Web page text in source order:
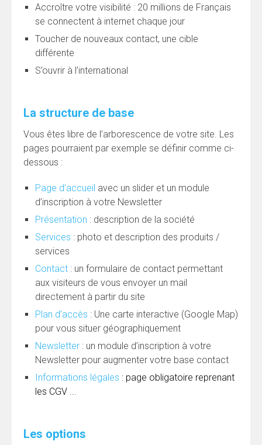
Accroître votre visibilité : 20 millions de Français
se connectent à internet chaque jour
Toucher de nouveaux contact, une cible
différente
S’ouvrir à l’international
La structure de base
Vous êtes libre de l’arborescence de votre site. Les
pages pourraient par exemple se définir comme ci-
dessous :
Page d’accueil avec un slider et un module
d’inscription à votre Newsletter
Présentation : description de la société
Services : photo et description des produits /
services
Contact : un formulaire de contact permettant
aux visiteurs de vous envoyer un mail
directement à partir du site
Plan d’accès : Une carte interactive (Google Map)
pour vous situer géographiquement
Newsletter : un module d’inscription à votre
Newsletter pour augmenter votre base contact
Informations légales : page obligatoire reprenant
les CGV ...
Les options